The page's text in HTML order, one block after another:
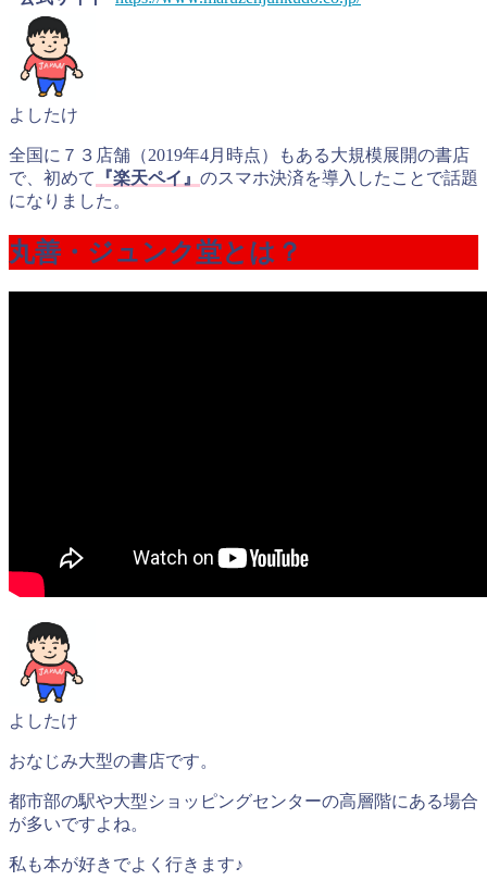
よしたけ
全国に７３店舗（2019年4月時点）もある大規模展開の書店
で、初めて
『楽天ペイ』 のスマホ決済を導入したことで話題
になりました。
丸善・ジュンク堂とは？
よしたけ
おなじみ大型の書店です。
都市部の駅や大型ショッピングセンターの高層階にある場合
が多いですよね。
私も本が好きでよく行きます♪